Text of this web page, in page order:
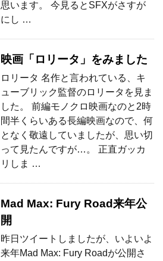
思います。 今見るとSFXがさすが
にし …
映画「ロリータ」をみました
ロリータ 名作と言われている、キ
ューブリック監督のロリータを見ま
した。 前編モノクロ映画なのと2時
間半くらいある長編映画なので、何
となく敬遠していましたが、思い切
って見たんですが…。 正直ガッカ
リしま …
Mad Max: Fury Road来年公
開
昨日ツイートしましたが、いよいよ
来年Mad Max: Fury Roadが公開さ